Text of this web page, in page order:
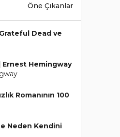
Öne Çıkanlar
Dead ve
Ernest Hemingway
Romanının 100
Neden Kendini